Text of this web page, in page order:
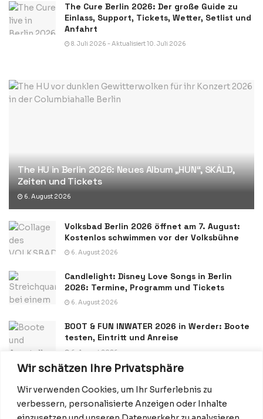
Wir schätzen Ihre Privatsphäre
Wir verwenden Cookies, um Ihr Surferlebnis zu
verbessern, personalisierte Anzeigen oder Inhalte
The Cure Berlin 2026: Der große Guide zu
Einlass, Support, Tickets, Wetter, Setlist und
Anfahrt
8. Juli 2026 - Aktualisiert 10. Juli 2026
The HU in Berlin 2026: Neues Album „HUN“, SKÁLD,
Zeiten und Tickets
6. August 2026
Volksbad Berlin 2026 öffnet am 7. August:
Kostenlos schwimmen vor der Volksbühne
6. August 2026
Candlelight: Disney Love Songs in Berlin
2026: Termine, Programm und Tickets
6. August 2026
BOOT & FUN INWATER 2026 in Werder: Boote
testen, Eintritt und Anreise
6. August 2026